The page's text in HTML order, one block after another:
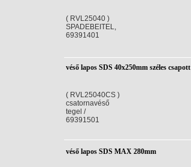
( RVL25040 )
SPADEBEITEL,
69391401
véső lapos SDS 40x250mm széles csapott
( RVL25040CS )
csatornavéső
tegel /
69391501
véső lapos SDS MAX 280mm